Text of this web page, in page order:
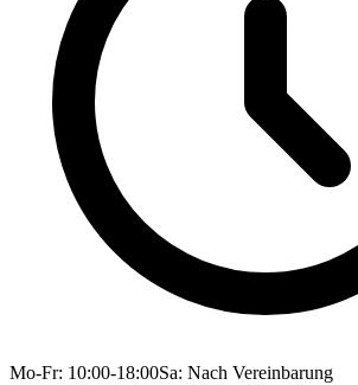
Mo-Fr: 10:00-18:00Sa: Nach Vereinbarung